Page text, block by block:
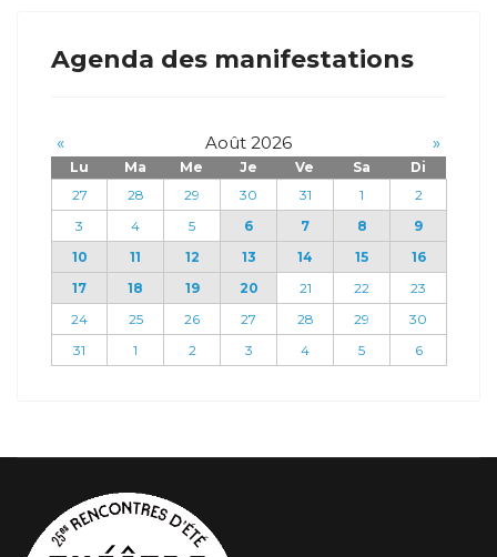
Agenda des manifestations
« Août 2026 »
Lu Ma Me Je Ve Sa
Di
27
28 29 30 31 1
2
3
4 5 6 7 8
9
10
11 12 13 14 15
16
17
18 19 20 21 22
23
24
25 26 27 28 29
30
31
1 2 3 4 5 6